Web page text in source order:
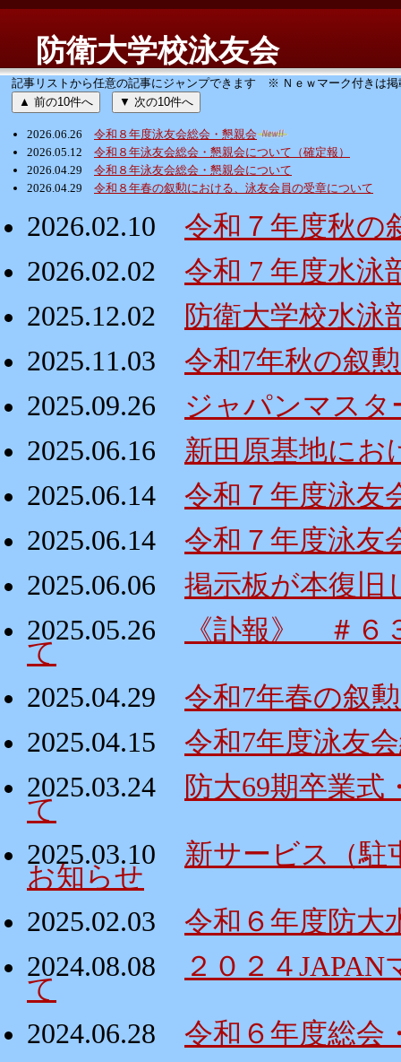
防衛大学校泳友会
記事リストから任意の記事にジャンプできます ※ Ｎｅｗマーク付きは掲
▲ 前の10件へ
▼ 次の10件へ
2026.06.26
令和８年度泳友会総会・懇親会
2026.05.12
令和８年泳友会総会・懇親会について（確定報）
2026.04.29
令和８年泳友会総会・懇親会について
2026.04.29
令和８年春の叙勲における、泳友会員の受章について
2026.02.10
令和７年度秋の
2026.02.02
令和 7 年度水泳
2025.12.02
防衛大学校水泳
2025.11.03
令和7年秋の叙
2025.09.26
ジャパンマスタ
2025.06.16
新田原基地にお
2025.06.14
令和７年度泳友
2025.06.14
令和７年度泳友
2025.06.06
掲示板が本復旧
2025.05.26
《訃報》 ＃６
て
2025.04.29
令和7年春の叙
2025.04.15
令和7年度泳友
2025.03.24
防大69期卒業
て
2025.03.10
新サービス（駐
お知らせ
2025.02.03
令和６年度防大
2024.08.08
２０２４
て
2024.06.28
令和６年度総会